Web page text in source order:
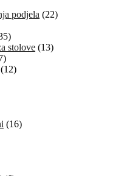
podjela (22)
stolove (13)
(12)
(16)